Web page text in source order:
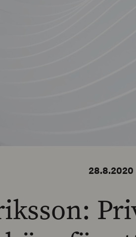
28.8.2020